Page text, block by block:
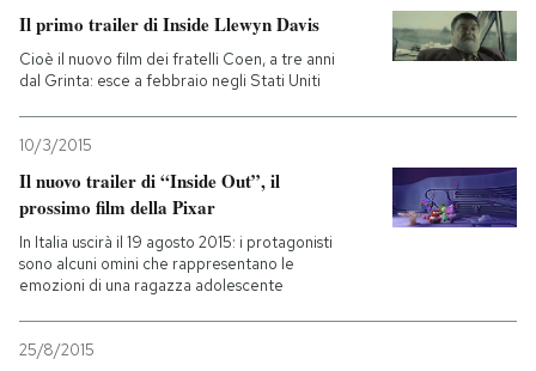
I MIEI PREFERITI
CALENDARIO
AREA PERSONALE
Il primo trailer di Inside Llewyn Davis
Cioè il nuovo film dei fratelli Coen, a tre anni
dal Grinta: esce a febbraio negli Stati Uniti
10/3/2015
Il nuovo trailer di “Inside Out”, il
prossimo film della Pixar
In Italia uscirà il 19 agosto 2015: i protagonisti
sono alcuni omini che rappresentano le
emozioni di una ragazza adolescente
25/8/2015